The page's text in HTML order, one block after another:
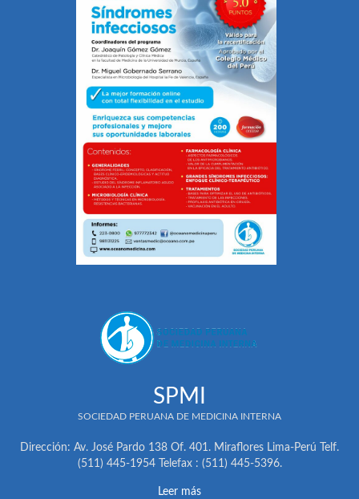
SPMI
SOCIEDAD PERUANA DE MEDICINA INTERNA
Dirección: Av. José Pardo 138 Of. 401. Miraflores Lima-Perú Telf.
(511) 445-1954 Telefax : (511) 445-5396.
Leer más